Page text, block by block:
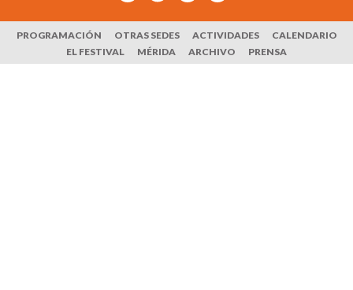
PROGRAMACIÓN OTRAS SEDES ACTIVIDADES
CALENDARIO
EL FESTIVAL
MÉRIDA ARCHIVO PRENSA